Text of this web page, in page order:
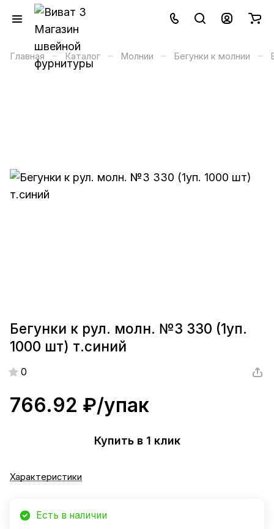
Главная – Каталог – Молнии – Бегунки к молнии –
Бегунки к рул. молн. №3 330 (1уп.
1000 шт) т.синий
0
766.92 ₽/упак
Купить в 1 клик
Характеристики
Есть в наличии